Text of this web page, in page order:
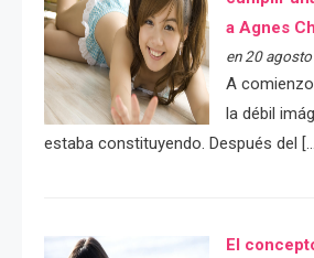
a Agnes
en 20
A
la débil
estaba constituyendo. Después del […]
El